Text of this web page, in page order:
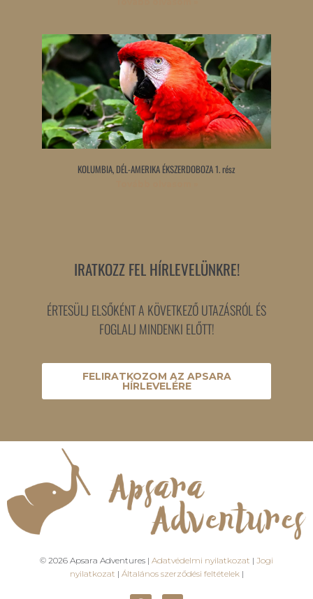
KOLUMBIA, DÉL-AMERIKA ÉKSZERDOBOZA 1. rész
IRATKOZZ FEL HÍRLEVELÜNKRE!
ÉRTESÜLJ ELSŐKÉNT A KÖVETKEZŐ UTAZÁSRÓL ÉS
FOGLALJ MINDENKI ELŐTT!
FELIRATKOZOM AZ APSARA
HÍRLEVELÉRE
© 2026 Apsara Adventures | Adatvédelmi nyilatkozat | Jogi
nyilatkozat | Általános szerződési feltételek |